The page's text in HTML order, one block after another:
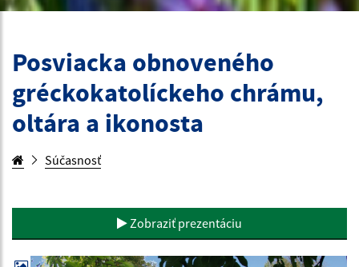
Posviacka obnoveného
gréckokatolíckeho chrámu,
oltára a ikonosta
Súčasnosť
Zobraziť prezentáciu